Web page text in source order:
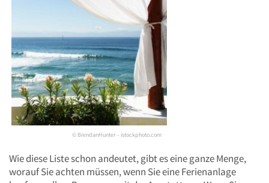
© BrendanHunter – istockphoto.com
Wie diese Liste schon andeutet, gibt es eine ganze Menge,
worauf Sie achten müssen, wenn Sie eine Ferienanlage